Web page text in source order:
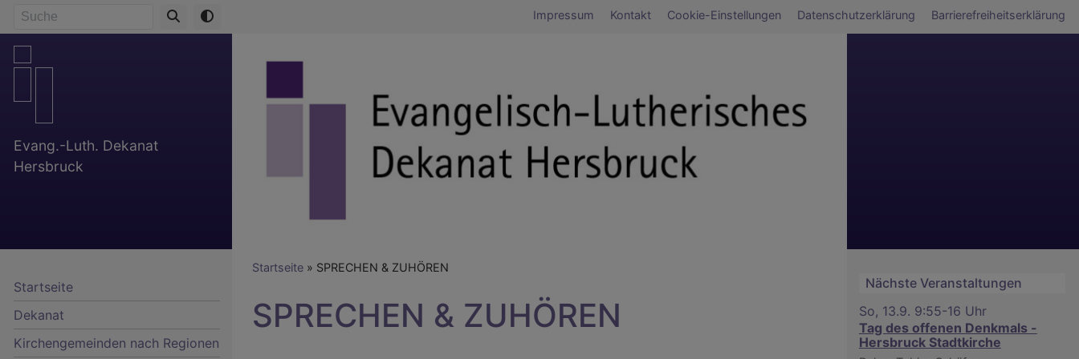
Direkt
Inhalt
Fußbereichsmenü
Impressum Kontakt Cookie-Einstellungen Datenschutzerklärung Barrierefreiheitserklärung
Evang.-Luth. Dekanat
Hersbruck
Startseite
Dekanat
Kirchengemeinden nach Regionen
Breadcrumb
Startseite SPRECHEN & ZUHÖREN
SPRECHEN & ZUHÖREN
Nächste Veranstaltungen
So, 13.9. 9:55-16 Uhr
Tag des offenen Denkmals -
Hersbruck Stadtkirche